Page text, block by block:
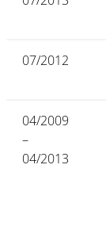
07/2012
04/2009
–
04/2013